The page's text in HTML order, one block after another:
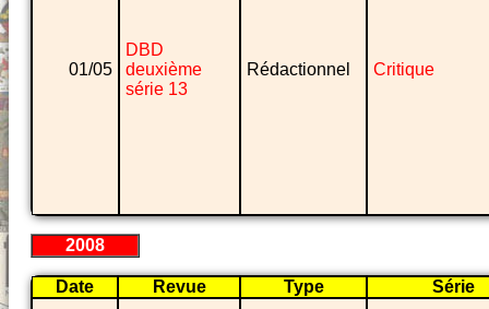
01/05
DBD
deuxième
série 13
Rédactionnel Critique
2008
Date Revue Type Série